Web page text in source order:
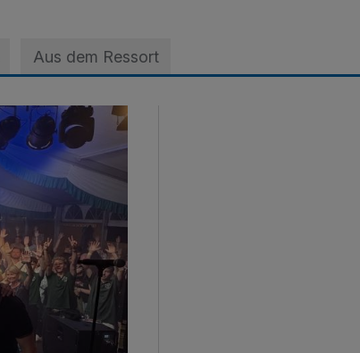
Aus dem Ressort